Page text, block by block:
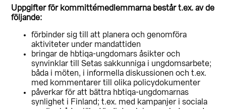
Uppgifter för kommittémedlemmarna består t.ex. av de
följande:
förbinder sig till att planera och genomföra
aktiviteter under mandattiden
bringar de hbtiqa-ungdomars åsikter och
synvinklar till Setas sakkunniga i ungdomsarbete;
båda i möten, i informella diskussionen och t.ex.
med kommentarer till olika policydokumenter
påverkar för att bättra hbtiqa-ungdomarnas
synlighet i Finland; t.ex. med kampanjer i sociala